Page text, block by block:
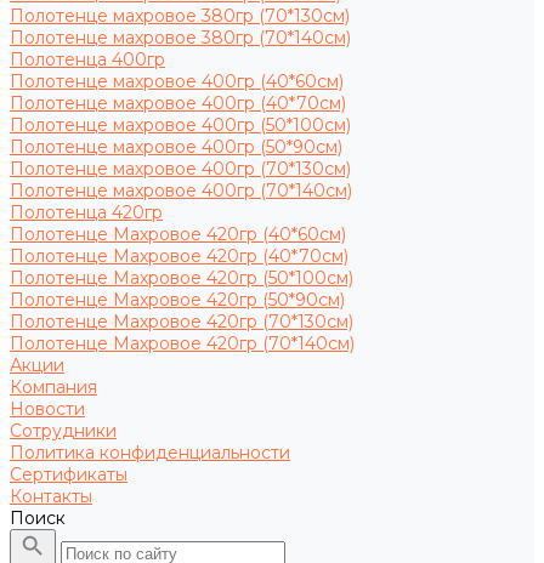
Полотенце махровое 380гр (70*130см)
Полотенце махровое 380гр (70*140см)
Полотенца 400гр
Полотенце махровое 400гр (40*60см)
Полотенце махровое 400гр (40*70см)
Полотенце махровое 400гр (50*100см)
Полотенце махровое 400гр (50*90см)
Полотенце махровое 400гр (70*130см)
Полотенце махровое 400гр (70*140см)
Полотенца 420гр
Полотенце Махровое 420гр (40*60см)
Полотенце Махровое 420гр (40*70см)
Полотенце Махровое 420гр (50*100см)
Полотенце Махровое 420гр (50*90см)
Полотенце Махровое 420гр (70*130см)
Полотенце Махровое 420гр (70*140см)
Акции
Компания
Новости
Сотрудники
Политика конфиденциальности
Сертификаты
Контакты
Поиск